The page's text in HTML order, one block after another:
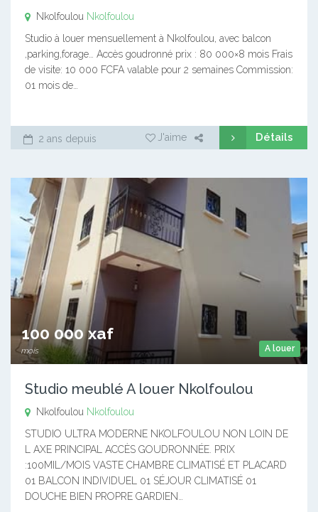
Nkolfoulou Nkolfoulou
Studio à louer mensuellement à Nkolfoulou, avec balcon
,parking,forage… Accès goudronné prix : 80 000×8 mois Frais
de visite: 10 000 FCFA valable pour 2 semaines Commission:
01 mois de…
2 ans depuis J'aime Détails
A louer
100 000 xaf
mois
Studio meublé A louer Nkolfoulou
Nkolfoulou Nkolfoulou
STUDIO ULTRA MODERNE NKOLFOULOU NON LOIN DE
L AXE PRINCIPAL ACCÈS GOUDRONNÉE. PRIX
:100MIL/MOIS VASTE CHAMBRE CLIMATISÉ ET PLACARD
01 BALCON INDIVIDUEL 01 SÉJOUR CLIMATISÉ 01
DOUCHE BIEN PROPRE GARDIEN…